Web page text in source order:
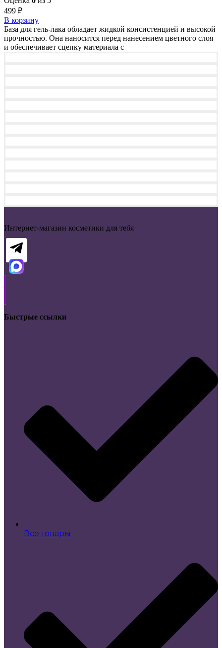
499 ₽
В корзину
База для гель-лака обладает жидкой консистенцией и высокой
прочностью. Она наносится перед нанесением цветного слоя
и обеспечивает сцепку материала с
Интернет-магазин косметики для тебя
Быстрые ссылки
Все товары